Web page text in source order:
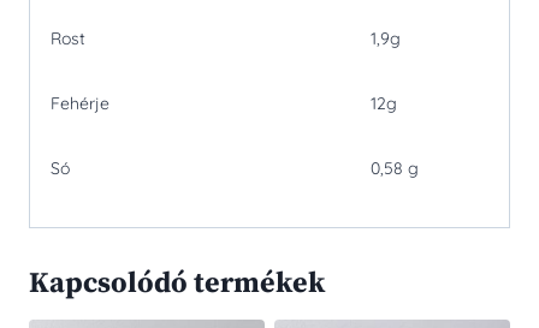
Rost 1,9g
Fehérje 12g
Só 0,58 g
Kapcsolódó termékek